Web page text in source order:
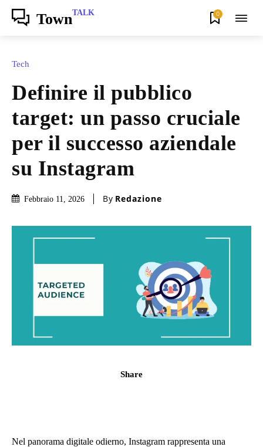
TownTALK 0
Tech
Definire il pubblico
target: un passo cruciale
per il successo aziendale
su Instagram
Febbraio 11, 2026 By Redazione
Share
Nel panorama digitale odierno, Instagram rappresenta una